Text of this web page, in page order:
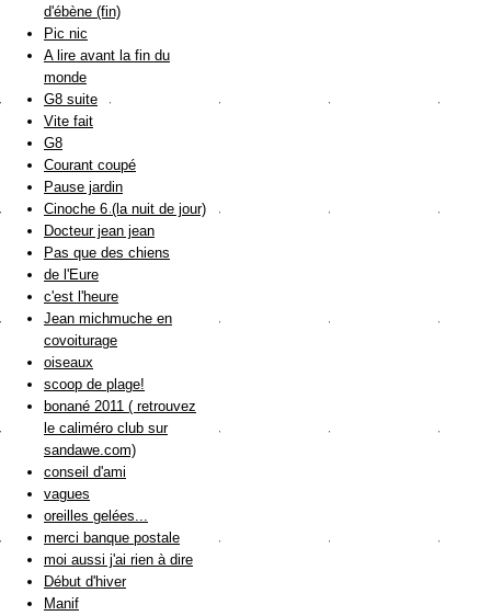
d'ébène (fin)
Pic nic
A lire avant la fin du
monde
G8 suite
Vite fait
G8
Courant coupé
Pause jardin
Cinoche 6 (la nuit de jour)
Docteur jean jean
Pas que des chiens
de l'Eure
c'est l'heure
Jean michmuche en
covoiturage
oiseaux
scoop de plage!
bonané 2011 ( retrouvez
le caliméro club sur
sandawe.com)
conseil d'ami
vagues
oreilles gelées...
merci banque postale
moi aussi j'ai rien à dire
Début d'hiver
Manif